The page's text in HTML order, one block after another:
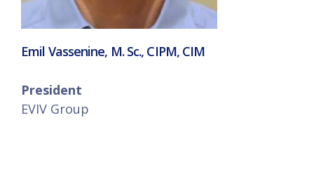
Emil Vassenine, M. Sc., CIPM, CIM
President
EVIV Group